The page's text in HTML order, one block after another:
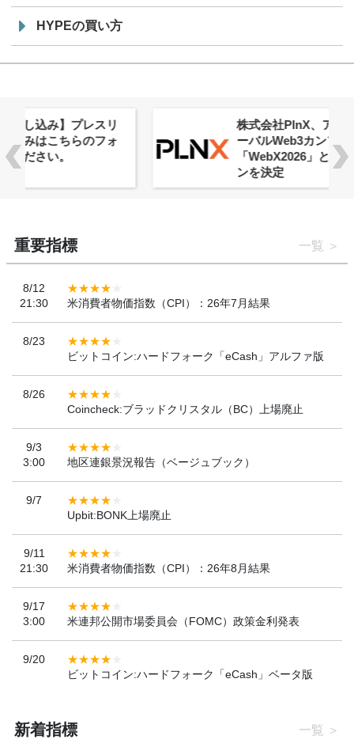
HYPEの買い方
株式会社PlnX、アジア最大級のグロ
ーバルWeb3カンファレンス
「WebX2026」とのコラボレーショ
重要指標 一覧
8/12
21:30
米消費者物価指数（CPI）：26年7月結果
8/23
ビットコイン:ハードフォーク「eCash」アルファ版
8/26
Coincheck:ブラッドクリスタル（BC）上場廃止
9/3
3:00
地区連銀景況報告（ベージュブック）
9/7
Upbit:BONK上場廃止
9/11
21:30
米消費者物価指数（CPI）：26年8月結果
9/17
3:00
米連邦公開市場委員会（FOMC）政策金利発表
9/20
ビットコイン:ハードフォーク「eCash」ベータ版
新着指標 一覧